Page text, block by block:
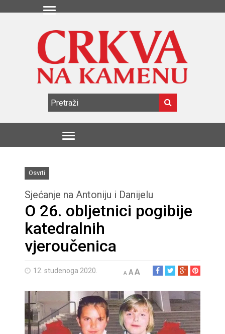
Osvrti
Sjećanje na Antoniju i Danijelu
O 26. obljetnici pogibije
katedralnih
vjeroučenica
12. studenoga 2020. A AA